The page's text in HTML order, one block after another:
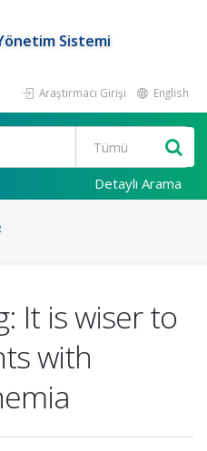
Sistemi
Araştırmacı Girişi English
Detaylı Arama
It is wiser to
with